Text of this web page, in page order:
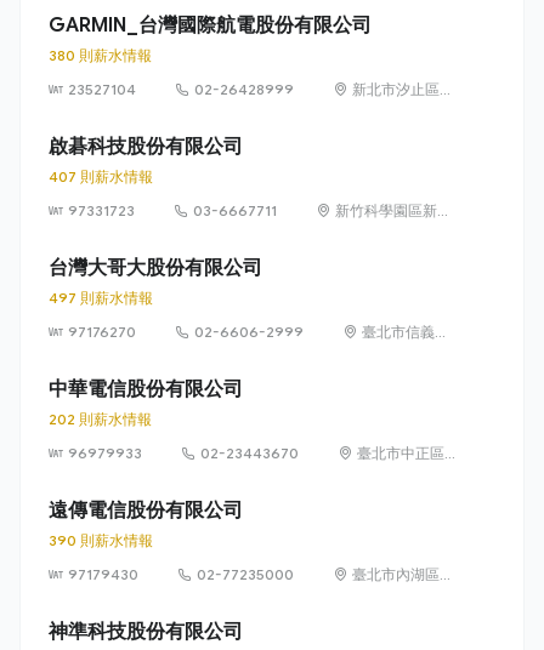
GARMIN_台灣國際航電股份有限公司
380 則薪水情報
23527104
02-26428999
新北市汐止區樟
啟碁科技股份有限公司
407 則薪水情報
97331723
03-6667711
新竹科學園區新竹
台灣大哥大股份有限公司
497 則薪水情報
97176270
02-6606-2999
臺北市信義區
中華電信股份有限公司
202 則薪水情報
96979933
02-23443670
臺北市中正區
遠傳電信股份有限公司
390 則薪水情報
97179430
02-77235000
臺北市內湖區瑞
神準科技股份有限公司